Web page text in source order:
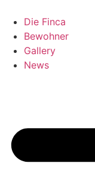
Inhalt
springen
Die Finca
Bewohner
Gallery
News